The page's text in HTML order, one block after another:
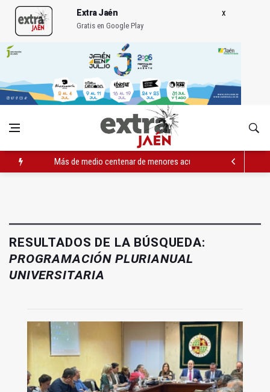
Extra Jaén
Gratis en Google Play
Más de medio centenar de menores acude a la ludoteca de
RESULTADOS DE LA BÚSQUEDA:
PROGRAMACIÓN PLURIANUAL
UNIVERSITARIA